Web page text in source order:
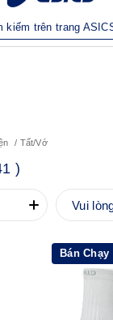
kiếm trên trang
Tất/Vớ
)
Bán Chạy